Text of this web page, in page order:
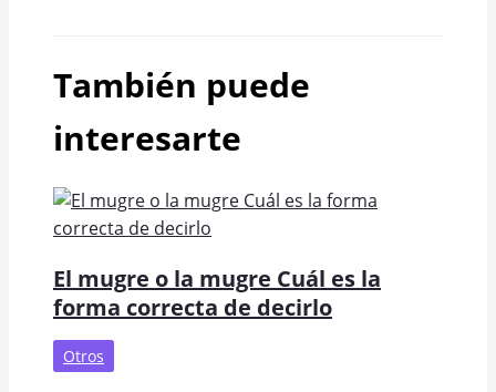
También puede
interesarte
El mugre o la mugre Cuál es la
forma correcta de decirlo
Otros